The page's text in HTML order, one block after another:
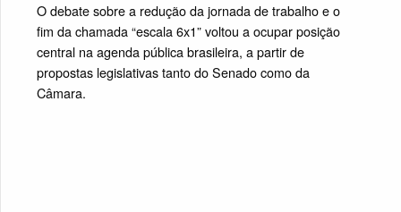
O debate sobre a redução da jornada de trabalho e o
fim da chamada “escala 6x1” voltou a ocupar posição
central na agenda pública brasileira, a partir de
propostas legislativas tanto do Senado como da
Câmara.